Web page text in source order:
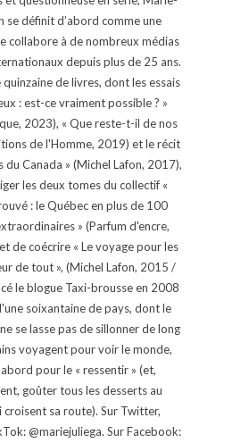
se définit d’abord comme une
collabore à de nombreux médias
depuis plus de 25 ans.
quinzaine de livres, dont les essais
: est-ce vraiment possible ? »
2023), « Que reste-t-il de nos
de l'Homme, 2019) et le récit
du Canada » (Michel Lafon, 2017),
les deux tomes du collectif «
: le Québec en plus de 100
» (Parfum d'encre,
de coécrire « Le voyage pour les
de tout », (Michel Lafon, 2015 /
le blogue Taxi-brousse en 2008
soixantaine de pays, dont le
se lasse pas de sillonner de long
voyagent pour voir le monde,
pour le « ressentir » (et,
goûter tous les desserts au
croisent sa route). Sur Twitter,
@mariejuliega. Sur Facebook: